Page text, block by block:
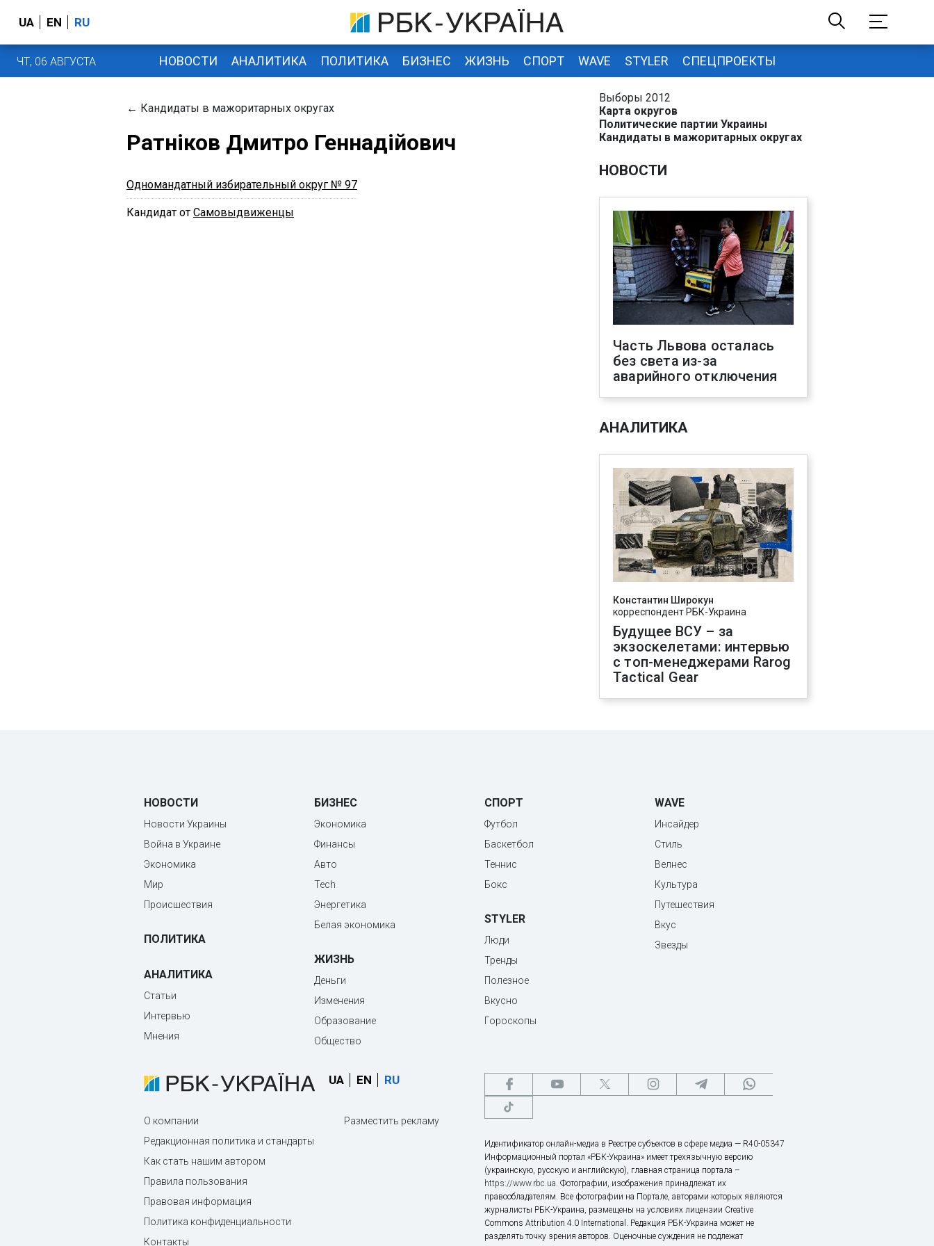
UA EN RU
ЧТ, 06 АВГУСТА НОВОСТИ АНАЛИТИКА ПОЛИТИКА БИЗНЕС ЖИЗНЬ СПОРТ WAVE STYLER СПЕЦПРОЕКТЫ
← Кандидаты в мажоритарных округах
Ратніков Дмитро Геннадійович
Одномандатный избирательный округ № 97
Кандидат от Самовыдвиженцы
Выборы 2012
Карта округов
Политические партии Украины
Кандидаты в мажоритарных округах
НОВОСТИ
Часть Львова осталась
без света из-за
аварийного отключения
АНАЛИТИКА
Константин Широкун
корреспондент РБК-Украина
Будущее ВСУ – за
экзоскелетами: интервью
с топ-менеджерами Rarog
Tactical Gear
НОВОСТИ
Новости Украины
Война в Украине
Экономика
Мир
Происшествия
ПОЛИТИКА
АНАЛИТИКА
Статьи
Интервью
Мнения
БИЗНЕС
Экономика
Финансы
Авто
Tech
Энергетика
Белая экономика
ЖИЗНЬ
Деньги
Изменения
Образование
Общество
СПОРТ
Футбол
Баскетбол
Теннис
Бокс
STYLER
Люди
Тренды
Полезное
Вкусно
Гороскопы
WAVE
Инсайдер
Стиль
Велнес
Культура
Путешествия
Вкус
Звезды
UA EN RU
О компании
Редакционная политика и стандарты
Как стать нашим автором
Правила пользования
Правовая информация
Политика конфиденциальности
Контакты
Разместить рекламу
Идентификатор онлайн-медиа в Реестре субъектов в сфере медиа — R40-05347
Информационный портал «РБК-Украина» имеет трехязычную версию
(украинскую, русскую и английскую), главная страница портала –
https://www.rbc.ua. Фотографии, изображения принадлежат их
правообладателям. Все фотографии на Портале, авторами которых являются
журналисты РБК-Украина, размещены на условиях лицензии Creative
Commons Attribution 4.0 International. Редакция РБК-Украина может не
разделять точку зрения авторов. Оценочные суждения не подлежат